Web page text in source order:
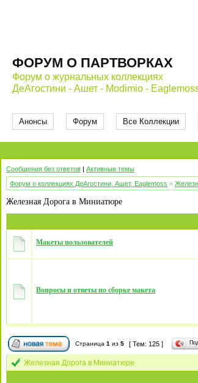
ФОРУМ О ПАРТВОРКАХ
Форум о журнальных коллекциях
ДеАгостини - Ашет - Modimio -
Анонсы Форум Все Коллекции
Сообщения без ответов | Активные темы
Форум о коллекциях ДеАгостини, Ашет, Eaglemoss »
Железная Дорога в Миниатюре
Макеты пользователей
Вопросы и ответы по сборке макета
Страница 1 из 5 [ Тем: 125 ]
Железная Дорога в Миниатюре